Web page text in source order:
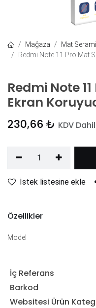
Mağaza
Mat
Redmi Note 11 Pro Mat
Redmi Note
Ekran
230,66 ₺ KDV Dahil
İstek listesine ekle
Özellikler
Model
İç Referans
Barkod
Websitesi Ürün